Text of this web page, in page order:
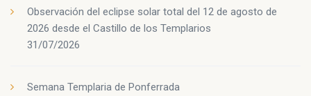
Observación del eclipse solar total del 12 de agosto de
2026 desde el Castillo de los Templarios
31/07/2026
Semana Templaria de Ponferrada